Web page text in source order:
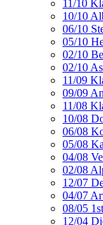
11/10
10/10
06/10
05/10
02/10
02/10
11/09
09/09
11/08
10/08
06/08
05/08
04/08
02/08
12/07
04/07
08/05
12/04